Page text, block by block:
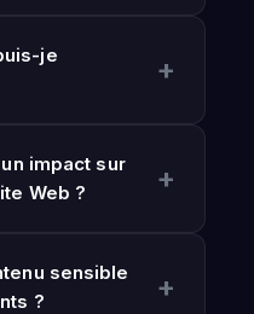
je
impact sur
Web ?
sensible
?